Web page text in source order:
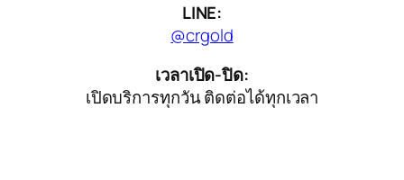
LINE:
@crgold
เวลาเปิด-ปิด:
เปิดบริการทุกวัน ติดต่อได้ทุกเวลา